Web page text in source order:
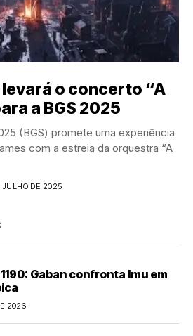
levará o concerto “A
a BGS 2025
(BGS) promete uma experiência
com a estreia da orquestra “A
JULHO DE 2025
Gaban confronta Imu em
2026